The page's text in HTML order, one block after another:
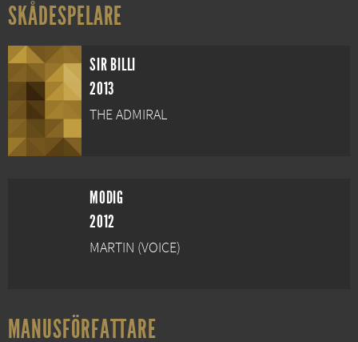
SKÅDESPELARE
SIR BILLI
2013
THE ADMIRAL
MODIG
2012
MARTIN (VOICE)
MANUSFÖRFATTARE